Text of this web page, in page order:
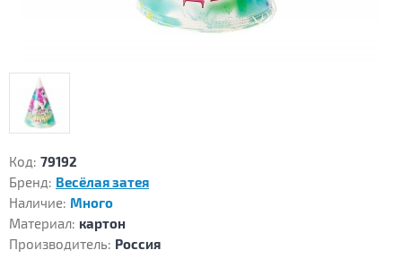
Код: 79192
Бренд: Весёлая затея
Наличие: Много
Материал: картон
Производитель: Россия